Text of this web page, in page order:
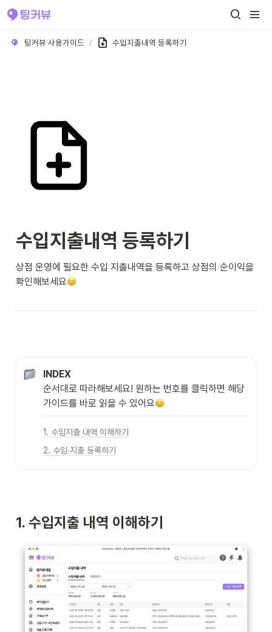
팅커뷰 사용가이드 / 수입지출내역 등록하기
수입지출내역 등록하기
상점 운영에 필요한 수입 지출내역을 등록하고 상점의 순이익을
확인해보세요
INDEX
순서대로 따라해보세요! 원하는 번호를 클릭하면 해당
가이드를 바로 읽을 수 있어요
1. 수입지출 내역 이해하기
2. 수입∙지출 등록하기
1. 수입지출 내역 이해하기